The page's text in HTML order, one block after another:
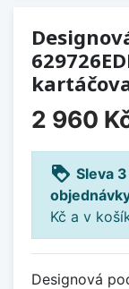
2 960
loyalty Sleva
Kč a v
Designová